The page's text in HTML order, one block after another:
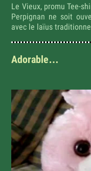
Le Vieux, promu Tee-
Perpignan ne soit
avec le laïus
Adorable…